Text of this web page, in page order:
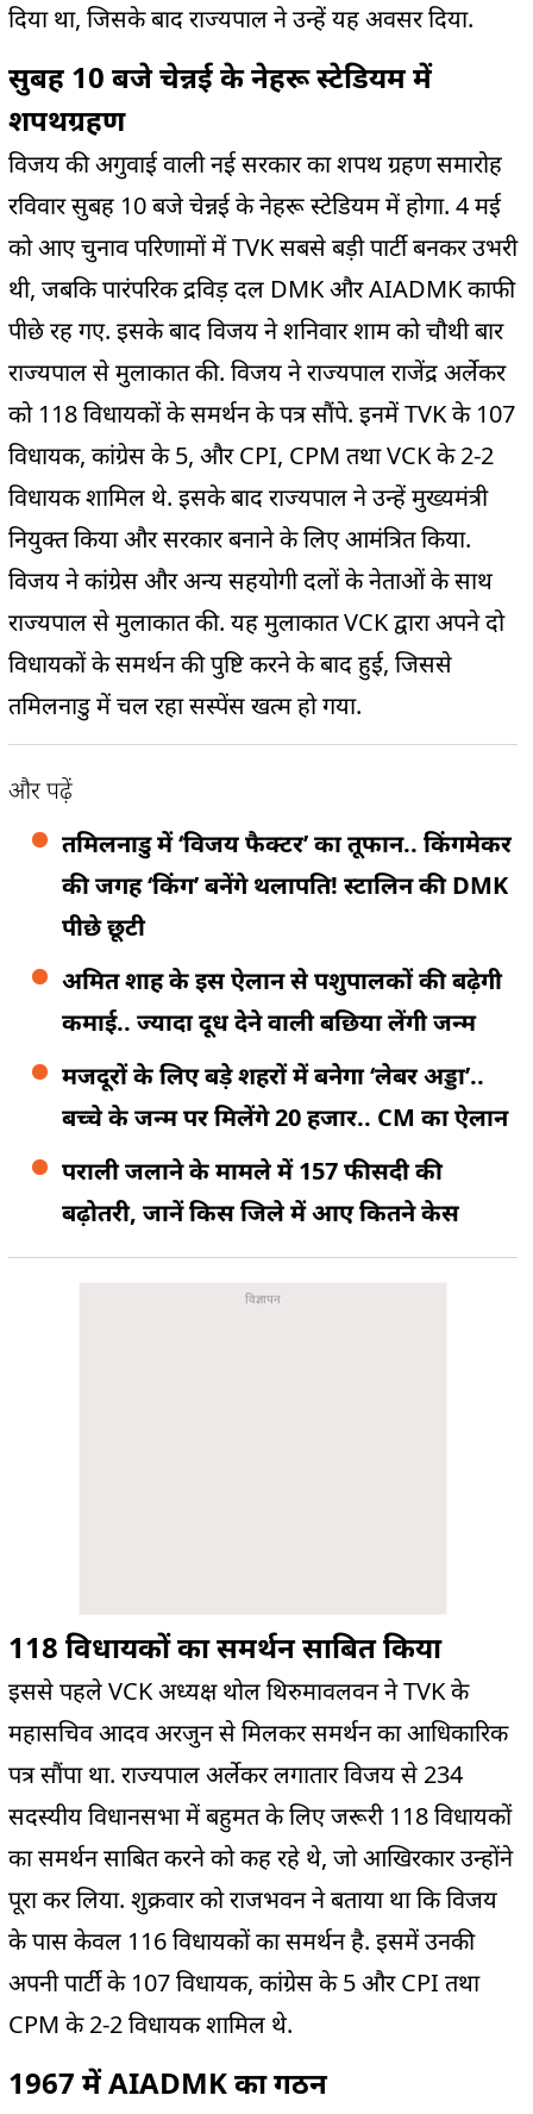
दिया था, जिसके बाद राज्यपाल ने उन्हें यह अवसर दिया.
सुबह 10 बजे चेन्नई के नेहरू स्टेडियम में
शपथग्रहण
विजय की अगुवाई वाली नई सरकार का शपथ ग्रहण समारोह
रविवार सुबह 10 बजे चेन्नई के नेहरू स्टेडियम में होगा. 4 मई
को आए चुनाव परिणामों में TVK सबसे बड़ी पार्टी बनकर उभरी
थी, जबकि पारंपरिक द्रविड़ दल DMK और AIADMK काफी
पीछे रह गए. इसके बाद विजय ने शनिवार शाम को चौथी बार
राज्यपाल से मुलाकात की. विजय ने राज्यपाल राजेंद्र अर्लेकर
को 118 विधायकों के समर्थन के पत्र सौंपे. इनमें TVK के 107
विधायक, कांग्रेस के 5, और CPI, CPM तथा VCK के 2-2
विधायक शामिल थे. इसके बाद राज्यपाल ने उन्हें मुख्यमंत्री
नियुक्त किया और सरकार बनाने के लिए आमंत्रित किया.
विजय ने कांग्रेस और अन्य सहयोगी दलों के नेताओं के साथ
राज्यपाल से मुलाकात की. यह मुलाकात VCK द्वारा अपने दो
विधायकों के समर्थन की पुष्टि करने के बाद हुई, जिससे
तमिलनाडु में चल रहा सस्पेंस खत्म हो गया.
और पढ़ें
तमिलनाडु में ‘विजय फैक्टर’ का तूफान.. किंगमेकर
की जगह ‘किंग’ बनेंगे थलापति! स्टालिन की DMK
पीछे छूटी
अमित शाह के इस ऐलान से पशुपालकों की बढ़ेगी
कमाई.. ज्यादा दूध देने वाली बछिया लेंगी जन्म
मजदूरों के लिए बड़े शहरों में बनेगा ‘लेबर अड्डा’..
बच्चे के जन्म पर मिलेंगे 20 हजार.. CM का ऐलान
पराली जलाने के मामले में 157 फीसदी की
बढ़ोतरी, जानें किस जिले में आए कितने केस
118 विधायकों का समर्थन साबित किया
इससे पहले VCK अध्यक्ष थोल थिरुमावलवन ने TVK के
महासचिव आदव अरजुन से मिलकर समर्थन का आधिकारिक
पत्र सौंपा था. राज्यपाल अर्लेकर लगातार विजय से 234
सदस्यीय विधानसभा में बहुमत के लिए जरूरी 118 विधायकों
का समर्थन साबित करने को कह रहे थे, जो आखिरकार उन्होंने
पूरा कर लिया. शुक्रवार को राजभवन ने बताया था कि विजय
के पास केवल 116 विधायकों का समर्थन है. इसमें उनकी
अपनी पार्टी के 107 विधायक, कांग्रेस के 5 और CPI तथा
CPM के 2-2 विधायक शामिल थे.
1967 में AIADMK का गठन